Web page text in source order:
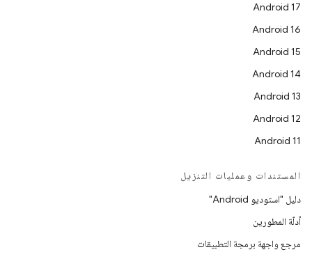
Android 17
Android 16
Android 15
Android 14
Android 13
Android 12
Android 11
المستندات وعمليات التنزيل
دليل "استوديو Android"
أدلّة المطورين
مرجع واجهة برمجة التطبيقات